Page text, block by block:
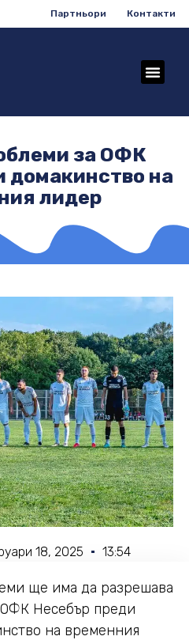
Партньори Контакти
за ОФК
домакинство на
лидер
18, 2025 13:54
ще има да разрешава
Несебър преди
на временния